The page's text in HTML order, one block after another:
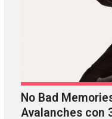
No Bad
Avalanches con